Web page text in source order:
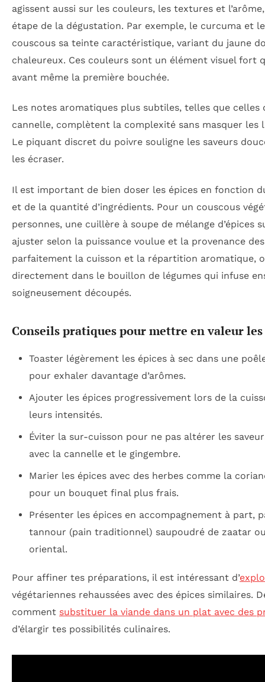
agissent aussi sur les couleurs, les textures et
étape de la dégustation. Par exemple, le curcuma et
couscous sa teinte caractéristique, variant du jaune
chaleureux. Ces couleurs sont un élément visuel fort
avant même la première bouchée.
Les notes aromatiques plus subtiles, telles que celles
cannelle, complètent la complexité sans masquer les
Le piquant discret du poivre souligne les saveurs
les écraser.
Il est important de bien doser les épices en fonction
et de la quantité d’ingrédients. Pour un couscous
personnes, une cuillère à soupe de mélange d’épices
ajuster selon la puissance voulue et la provenance
parfaitement la cuisson et la répartition aromatique,
directement dans le bouillon de légumes qui infuse
soigneusement découpés.
Conseils pratiques pour mettre en valeur les
Toaster légèrement les épices à sec dans une
pour exhaler davantage d’arômes.
Ajouter les épices progressivement lors de la
leurs intensités.
Éviter la sur-cuisson pour ne pas altérer les
avec la cannelle et le gingembre.
Marier les épices avec des herbes comme la
pour un bouquet final plus frais.
Présenter les épices en accompagnement à part,
tannour (pain traditionnel) saupoudré de zaatar
oriental.
Pour affiner tes préparations, il est intéressant d’
végétariennes rehaussées avec des épices similaires.
comment substituer la viande dans un plat avec des
d’élargir tes possibilités culinaires.